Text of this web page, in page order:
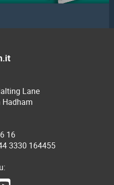
Lane
Hadham
16
3330 164455